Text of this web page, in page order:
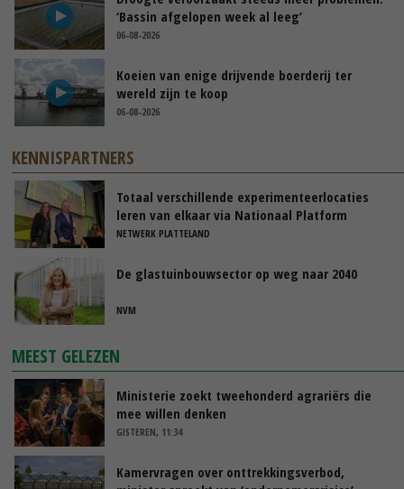
‘Bassin afgelopen week al leeg’
06-08-2026
Koeien van enige drijvende boerderij ter
wereld zijn te koop
06-08-2026
KENNISPARTNERS
Totaal verschillende experimenteerlocaties
leren van elkaar via Nationaal Platform
NETWERK PLATTELAND
De glastuinbouwsector op weg naar 2040
NVM
MEEST GELEZEN
Ministerie zoekt tweehonderd agrariërs die
mee willen denken
GISTEREN, 11:34
Kamervragen over onttrekkingsverbod,